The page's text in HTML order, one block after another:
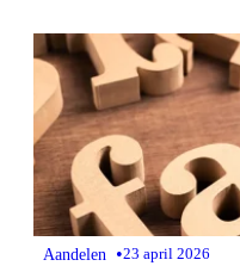
Aandelen •23 april 2026